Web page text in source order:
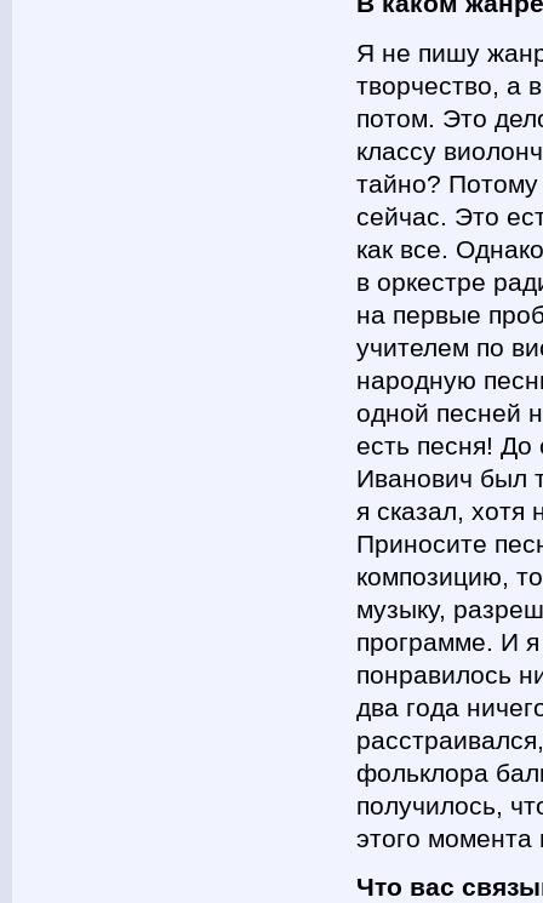
Я не пишу
творчество, а
потом. Это
классу
тайно? Потому
сейчас. Это
как все.
в оркестре
на первые
учителем по
народную
одной песней
есть песня!
Иванович был
я сказал, хотя
Приносите
композицию,
музыку,
программе. И
понравилось
два года
фольклора
получилось,
этого момента
Что вас